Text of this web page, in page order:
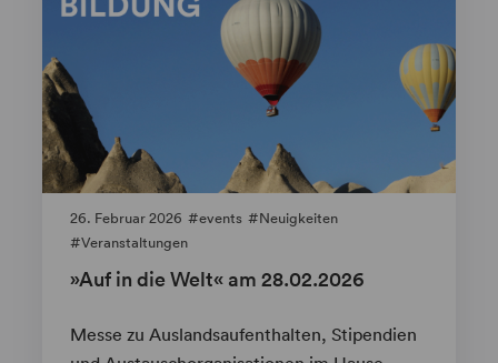
26. Februar 2026 events
Neuigkeiten
Veranstaltungen
»Auf in die Welt« am 28.02.2026
Messe zu Auslandsaufenthalten, Stipendien